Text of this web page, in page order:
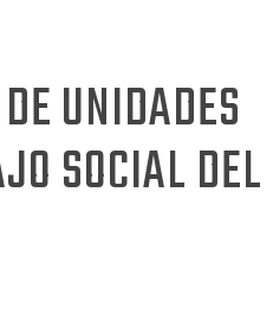
UNIDADES
SOCIAL DEL